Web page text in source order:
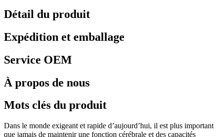
Détail du produit
Expédition et emballage
Service OEM
À propos de nous
Mots clés du produit
Dans le monde exigeant et rapide d’aujourd’hui, il est plus important
que jamais de maintenir une fonction cérébrale et des capacités